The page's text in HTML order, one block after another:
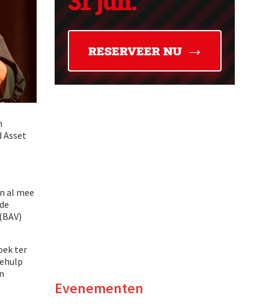
Asset
al mee
ter
Evenementen